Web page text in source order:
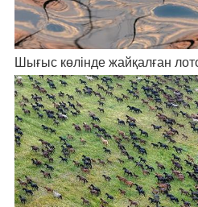
Шығыс көлінде жайқалған